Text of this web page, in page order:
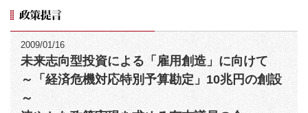
2009/01/16
未来志向型投資による「雇用創造」に向けて
～「経済危機対応特別予算勘定」10兆円の創設
～